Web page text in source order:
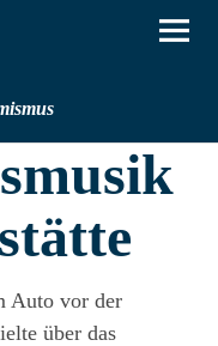
Auto vor der
über das